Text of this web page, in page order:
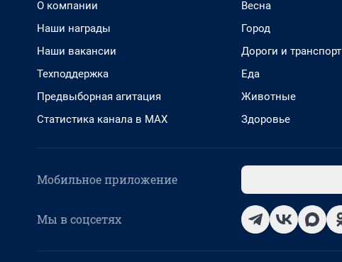
О компании
Наши награды
Наши вакансии
Техподдержка
Предвыборная агитация
Статистика канала в MAX
Весна
Город
Дороги и транспорт
Еда
Животные
Здоровье
Мобильное приложение
Мы в соцсетях